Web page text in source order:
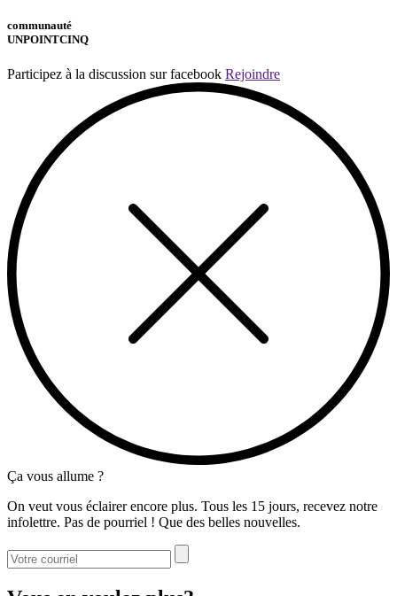
communauté
UNPOINTCINQ
Participez à la discussion sur facebook Rejoindre
Ça vous allume ?
On veut vous éclairer encore plus. Tous les 15 jours, recevez notre
infolettre. Pas de pourriel ! Que des belles nouvelles.